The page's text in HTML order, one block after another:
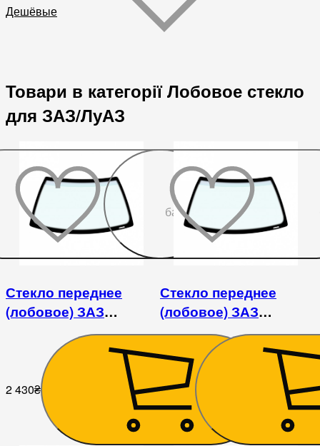
Дешёвые
Товари в категорії Лобовое стекло
для ЗАЗ/ЛуАЗ
До
бажаного
Стекло переднее
(лобовое) ЗАЗ
1102/1103/1105
2 430₴
Стекло переднее
(лобовое) ЗАЗ
1102/1103/1105
2 610₴